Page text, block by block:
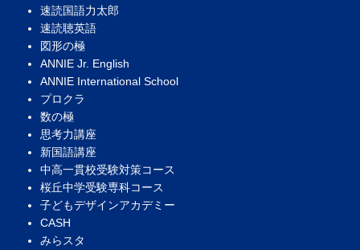
速読国語力太郎
速読聴英語
図形の極
ANNIE Jr. English
ANNIE International School
プロクラ
数の極
思考力講座
新国語講座
中高一貫校受験対策コース
桜丘中学受験専科コース
子どもデザインアカデミー
CASH
みらスタ